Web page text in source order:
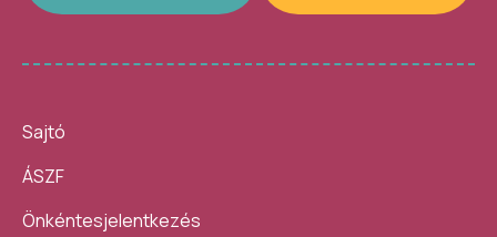
Sajtó
ÁSZF
Önkéntesjelentkezés